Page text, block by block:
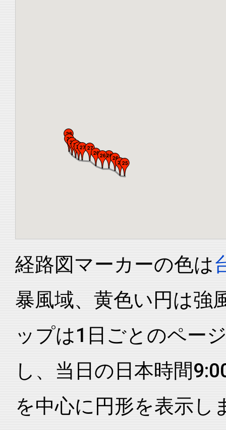
経路図マーカーの色は
暴風域、黄色い円は強
ップは1日ごとのペー
し、当日の日本時間
を中心に円形を表示し